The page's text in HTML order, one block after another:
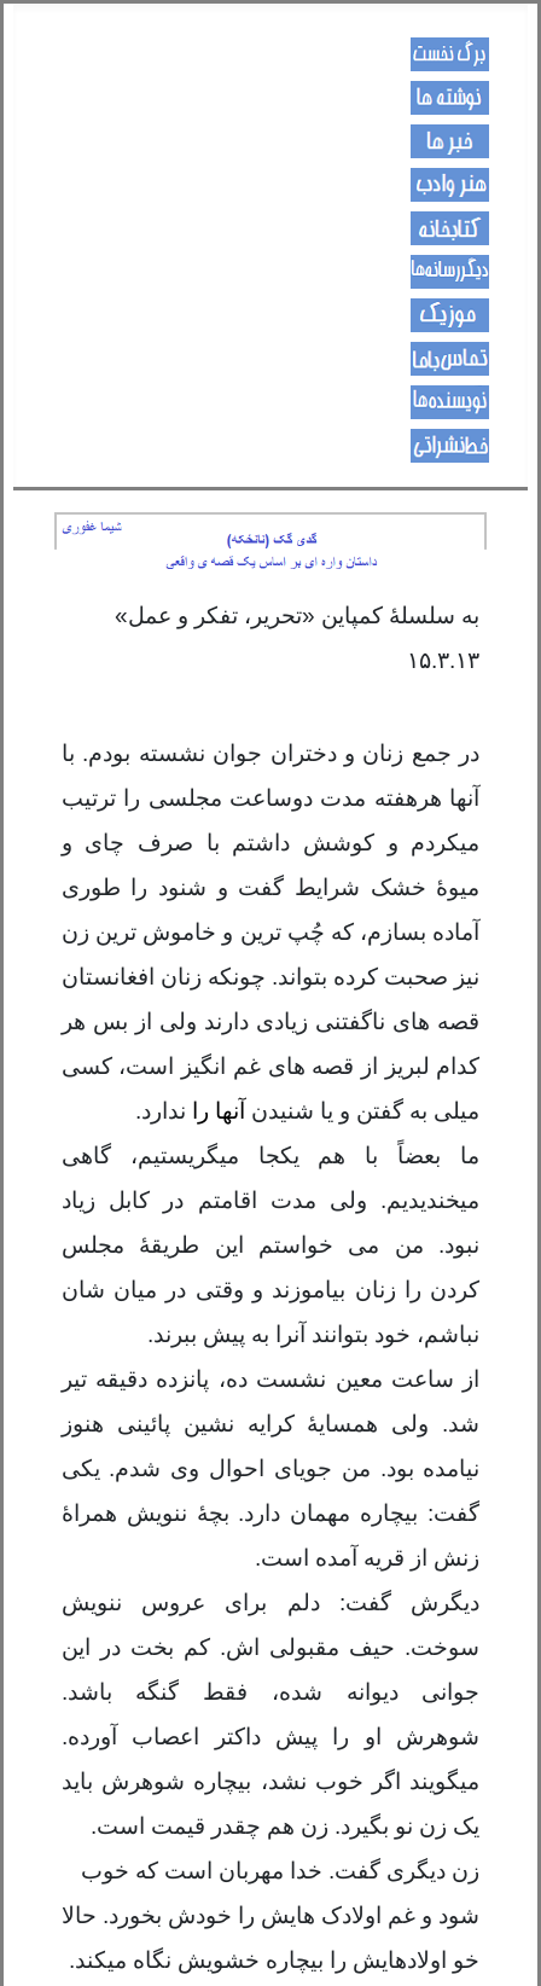
به سلسلۀ کمپاین «تحریر، تفکر و عمل»
۱۵.۳.۱۳
در جمع زنان و دختران جوان نشسته بودم. با
آنها هر هفته مدت دوساعت مجلسی را ترتیب
میکردم و کوشش داشتم با صرف چای و
میوۀ خشک شرایط گفت و شنود را طوری
آماده بسازم، که چُپ ترین و خاموش ترین زن
نیز صحبت کرده بتواند. چونکه زنان افغانستان
قصه های ناگفتنی زیادی دارند ولی از بس هر
کدام لبریز از قصه های غم انگیز است، کسی
میلی به گفتن و یا شنیدن آنها را ندارد.
ما بعضاً با هم یکجا میگریستیم، گاهی
میخندیدیم. ولی مدت اقامتم در کابل زیاد
نبود. من می خواستم این طریقۀ مجلس
کردن را زنان بیاموزند و وقتی در میان شان
نباشم، خود بتوانند آنرا به پیش ببرند.
از ساعت معین نشست ده، پانزده دقیقه تیر
شد. ولی همسایۀ کرایه نشین پائینی هنوز
نیامده بود. من جویای احوال وی شدم. یکی
گفت: بیچاره مهمان دارد. بچۀ ننویش همراۀ
زنش از قریه آمده است.
دیگرش گفت: دلم برای عروس ننویش
سوخت. حیف مقبولی اش. کم بخت در این
جوانی دیوانه شده، فقط گنگه باشد.
شوهرش او را پیش داکتر اعصاب آورده.
میگویند اگر خوب نشد، بیچاره شوهرش باید
یک زن نو بگیرد. زن هم چقدر قیمت است.
زن دیگری گفت. خدا مهربان است که خوب
شود و غم اولادک هایش را خودش بخورد. حالا
خو اولادهایش را بیچاره خشویش نگاه میکند.